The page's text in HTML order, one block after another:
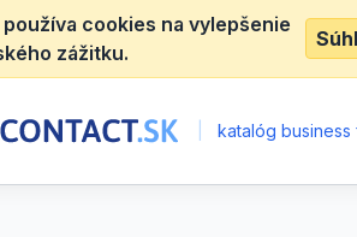
cookies na vylepšenie
zážitku.
katalóg business